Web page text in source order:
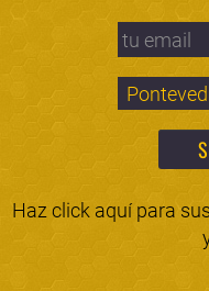
Haz click aquí para